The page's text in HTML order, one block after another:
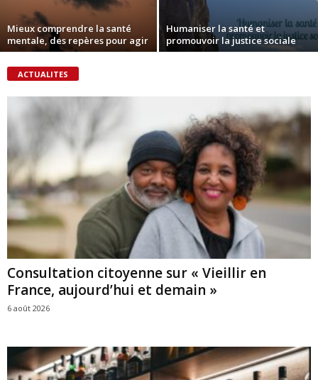
Mieux comprendre la santé
mentale, des repères pour agir
Humaniser la santé et
promouvoir la justice sociale
ACTUALITES
Consultation citoyenne sur « Vieillir en
France, aujourd’hui et demain »
6 août 2026